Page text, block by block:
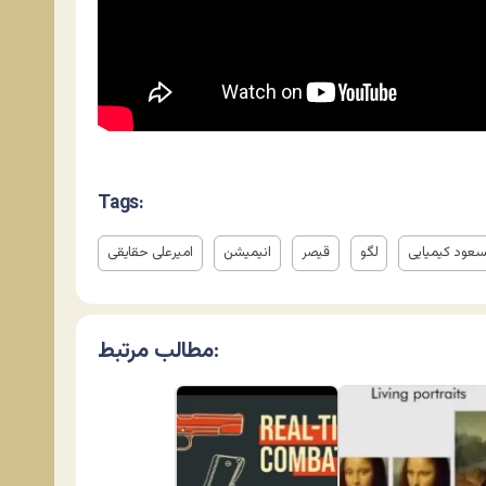
Tags:
امیرعلی حقایقی انیمیشن قیصر لگو کیمیایی
مطالب مرتبط: